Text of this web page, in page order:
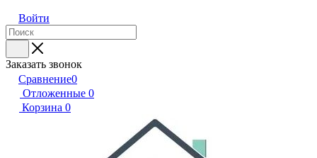
Войти
Заказать звонок
Сравнение0
Отложенные 0
Корзина 0